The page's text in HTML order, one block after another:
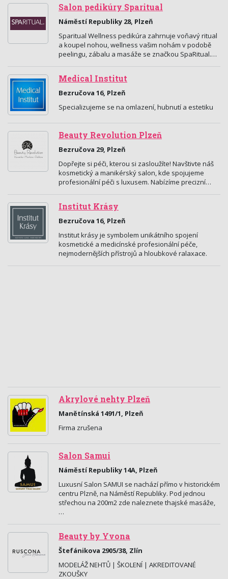
Salon pedikúry Sparitual
Náměstí Republiky 28, Plzeň
Sparitual Wellness pedikúra zahrnuje voňavý ritual
a koupel nohou, wellness vašim nohám v podobě
peelingu, zábalu a masáže se značkou SpaRitual.…
Medical Institut
Bezručova 16, Plzeň
Specializujeme se na omlazení, hubnutí a estetiku
Beauty Revolution Plzeň
Bezručova 29, Plzeň
Dopřejte si péči, kterou si zasloužíte! Navštivte náš
kosmetický a manikérský salon, kde spojujeme
profesionální péči s luxusem. Nabízíme precizní…
Institut Krásy
Bezručova 16, Plzeň
Institut krásy je symbolem unikátního spojení
kosmetické a medicínské profesionální péče,
nejmodernějších přístrojů a hloubkové ralaxace.
Akrylové nehty Plzeň
Manětínská 1491/1, Plzeň
Firma zrušena
Salon Samui
Náměstí Republiky 14A, Plzeň
Luxusní Salon SAMUI se nachází přímo v historickém
centru Plzně, na Náměstí Republiky. Pod jednou
střechou na 200m2 zde naleznete thajské masáže,
…
Beauty by Yvona
Štefánikova 2905/38, Zlín
MODELÁŽ NEHTŮ | ŠKOLENÍ | AKREDITOVANÉ
ZKOUŠKY